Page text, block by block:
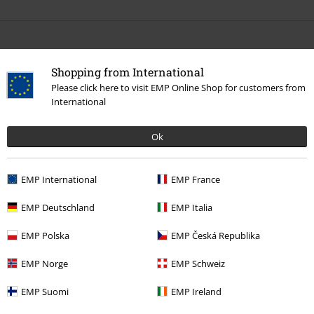
Shopping from International
Please click here to visit EMP Online Shop for customers from
International
Ok
EMP International EMP France
EMP Deutschland EMP Italia
EMP Polska EMP Česká Republika
EMP Norge EMP Schweiz
EMP Suomi EMP Ireland
More categories. More options.
Merch kapiel Média LP
Merch kapiel Žáner
Merch kapiel Top Bands Ed Sheeran Média
Výpredaj % Média Vinyl
E-Mail Newsletter
teraz! Viac